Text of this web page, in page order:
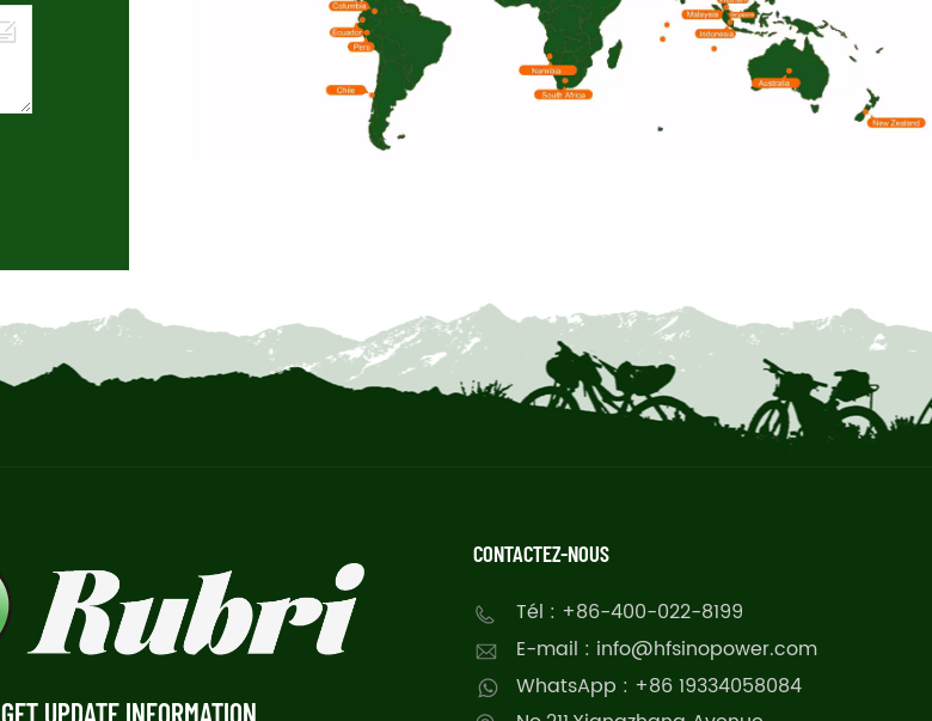
GET UPDATE INFORMATION
CONTACTEZ-NOUS
Tél : +86-400-022-8199
E-mail : info@hfsinopower.com
WhatsApp : +86 19334058084